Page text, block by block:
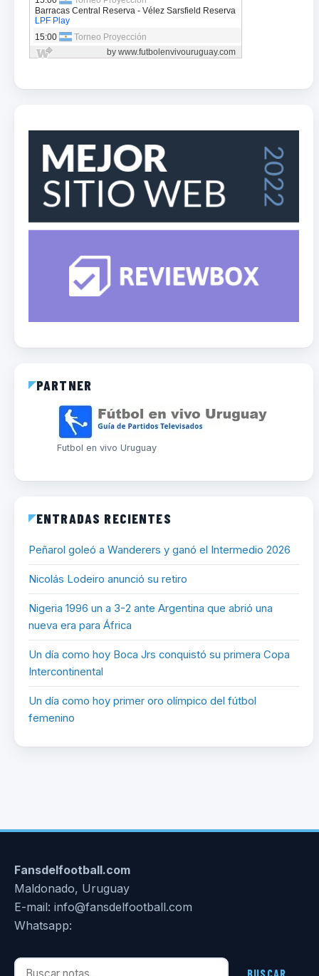
PARTNER
Futbol en vivo Uruguay
ENTRADAS RECIENTES
Peñarol goleó a Wanderers y ganó el Intermedio 2026
Nicolás Lodeiro anunció su retiro
Nigeria 1996 un a 3-2 ante Argentina que abrió una
nueva era para África
Un día como hoy Boca Jrs conquistó su primera Copa
Intercontinental
Un día como hoy primer oro olímpico del fútbol
femenino
Fansdelfootball.com
Maldonado, Uruguay
E-mail: info@fansdelfootball.com
Whatsapp:
Buscar notas BUSCAR